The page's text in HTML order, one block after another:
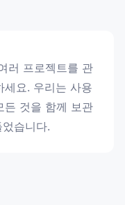
러 프로젝트를 관
세요. 우리는 사용
든 것을 함께 보관
습니다.